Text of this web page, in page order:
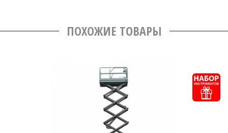
ПОХОЖИЕ ТОВАРЫ